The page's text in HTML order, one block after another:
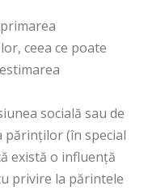
ceea ce poate
socială sau de
(în special
există o influență
privire la părintele